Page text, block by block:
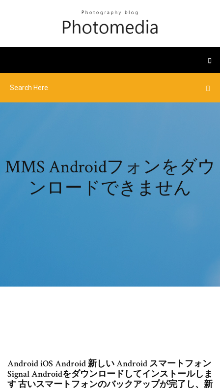
MMS Androidフォンをダウ
ンロードできません
Android iOS Android 新しい Android スマートフォン
Signal Androidをダウンロードしてインストールしま
す 古いスマートフォンのバックアップが完了し、新